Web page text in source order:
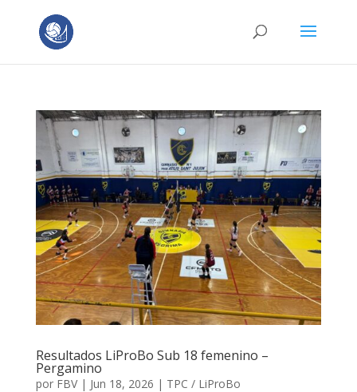
Resultados LiProBo Sub 18 femenino –
Pergamino
por FBV| Jun 18, 2026 | TPC / LiProBo